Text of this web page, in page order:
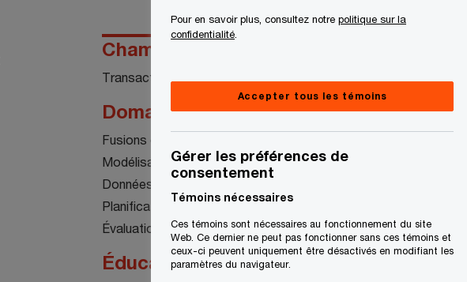
Champs de compétences
Transactions
Domaines de spécialisation
Fusions et acquisitions
Modélisation des activités
Données et analytique
Planification et analyse financière
Évaluation
Éducation
Pour en savoir plus, consultez notre politique sur la
confidentialité
Accepter tous les témoins
Gérer les préférences de
consentement
Témoins nécessaires
Ces témoins sont nécessaires au fonctionnement du site
Web. Ce dernier ne peut pas fonctionner sans ces témoins et
ceux-ci peuvent uniquement être désactivés en modifiant les
paramètres du navigateur.